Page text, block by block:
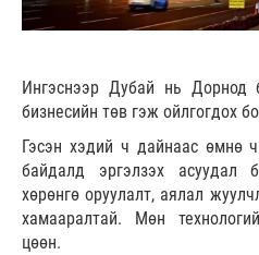
Ингэснээр Дубай нь Дорнод
бизнесийн төв гэж ойлгогдох
Гэсэн хэдий ч дайнаас өмнө
байдалд эргэлзэх асуудал
хөрөнгө оруулалт, аялал
хамааралтай. Мөн
цөөн.